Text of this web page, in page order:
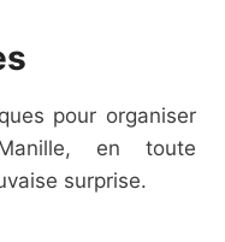
pour organiser
en toute
surprise.